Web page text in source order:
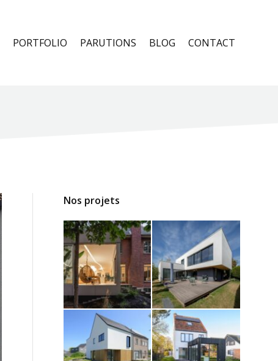
PORTFOLIO PARUTIONS BLOG CONTACT
Nos projets